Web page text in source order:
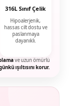
316L Sınıf Çelik
Hipoalerjenik,
hassas cilt dostu ve
paslanmaya
dayanıklı.
ve uzun ömürlü
ışıltısını korur.